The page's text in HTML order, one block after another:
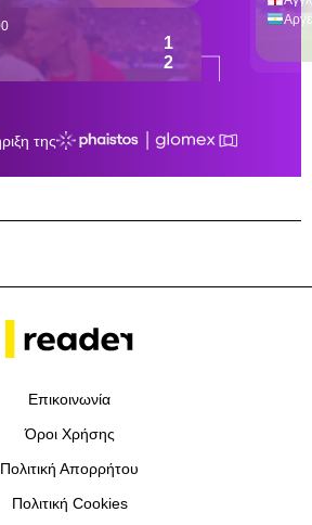
Επικοινωνία
Όροι Χρήσης
Πολιτική Απορρήτου
Πολιτική Cookies